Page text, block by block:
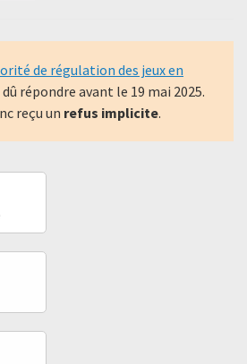
de régulation des jeux en
répondre avant le 19 mai 2025.
reçu un refus implicite.